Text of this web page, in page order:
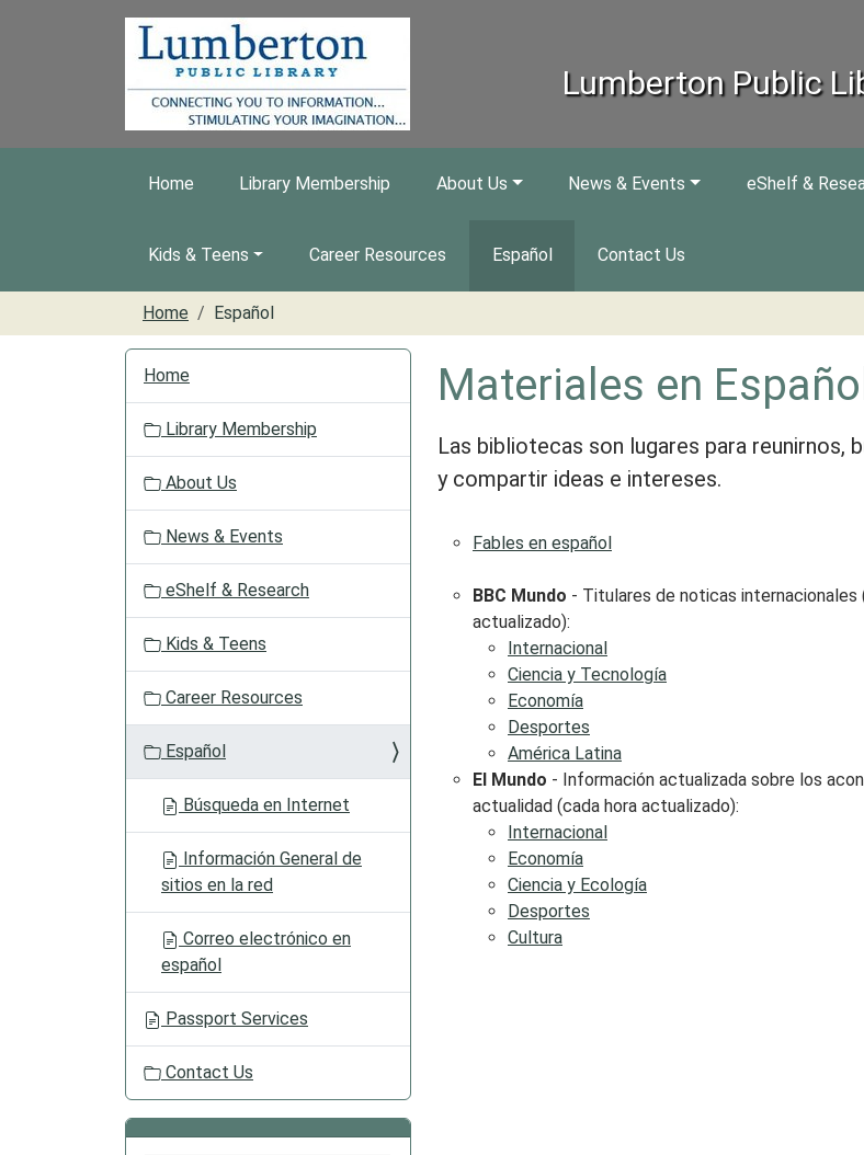
Lumberton Public
Home Library Membership About Us News & Events eShelf &
Kids & Teens Career Resources Español Contact Us
Home Español
Materiales en Español
Las bibliotecas son lugares para reunirnos,
y compartir ideas e intereses.
Fables en español
BBC Mundo - Titulares de noticas internacionales
actualizado):
Internacional
Ciencia y Tecnología
Economía
Desportes
América Latina
El Mundo - Información actualizada sobre los
actualidad (cada hora actualizado):
Internacional
Economía
Ciencia y Ecología
Desportes
Cultura
Home
Library Membership
About Us
News & Events
eShelf & Research
Kids & Teens
Career Resources
Español
Búsqueda en Internet
Información General de
sitios en la red
Correo electrónico en
español
Passport Services
Contact Us